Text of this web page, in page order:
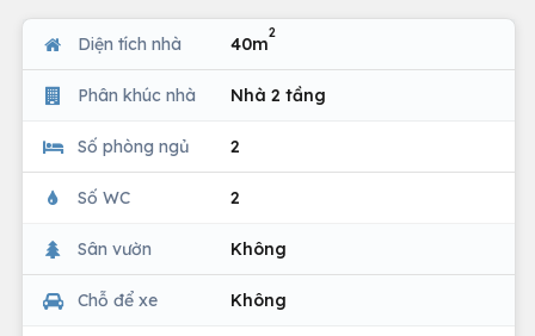
Diện tích nhà 40m
2
Phân khúc nhà Nhà 2 tầng
Số phòng ngủ 2
Số WC 2
Sân vườn Không
Chỗ để xe Không